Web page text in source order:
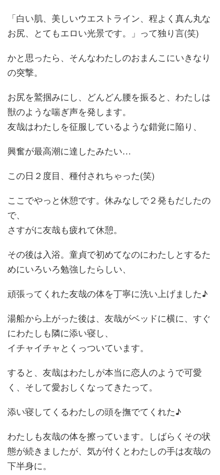
「白い肌、美しいウエストライン、程よく真ん丸な
お尻、とてもエロい光景です。」って独り言(笑)
かと思ったら、そんなわたしのおまんこにいきなり
の突撃。
お尻を鷲掴みにし、どんどん腰を振ると、わたしは
獣のような喘ぎ声を発します。
友哉はわたしを征服しているような錯覚に陥り、
興奮が最高潮に達したみたい…
この日２度目、種付されちゃった(笑)
ここでやっと休憩です。休みなしで２発もだしたの
で、
さすがに友哉も疲れて休憩。
その後は入浴。童貞で初めてなのにわたしとするた
めにいろいろ勉強したらしい、
頑張ってくれた友哉の体を丁寧に洗い上げました♪
湯船から上がった後は、友哉がベッドに横に、すぐ
にわたしも隣に添い寝し、
イチャイチャとくっついています。
すると、友哉はわたしが本当に恋人のようで可愛
く、そして愛おしくなってきたって。
添い寝してくるわたしの頭を撫でてくれた♪
わたしも友哉の体を擦っています。しばらくその状
態が続きましたが、気が付くとわたしの手は友哉の
下半身に。